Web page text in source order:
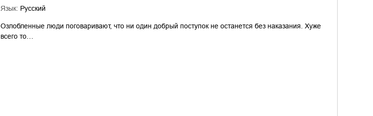
Язык: Русский
Озлобленные люди поговаривают, что ни один добрый поступок не останется без наказания. Хуже
всего то…